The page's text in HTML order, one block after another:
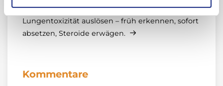
Nitrofurantoin kann akute bis chronische
Lungentoxizität auslösen – früh erkennen, sofort
absetzen, Steroide erwägen.
Kommentare